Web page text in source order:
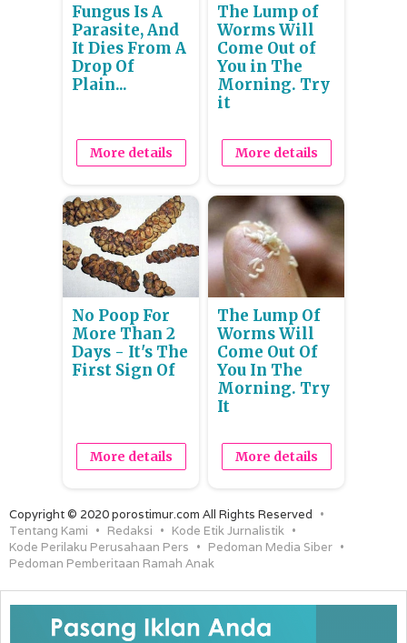
Fungus Is A
Parasite, And
It Dies From A
Drop Of
Plain...
More details
The Lump of
Worms Will
Come Out of
You in The
Morning. Try
it
More details
No Poop For
More Than 2
Days - It's The
First Sign Of
More details
The Lump Of
Worms Will
Come Out Of
You In The
Morning. Try
It
More details
Copyright © 2020 porostimur.com All Rights Reserved
Tentang Kami
Redaksi
Kode Etik Jurnalistik
Kode Perilaku Perusahaan Pers
Pedoman Media Siber
Pedoman Pemberitaan Ramah Anak